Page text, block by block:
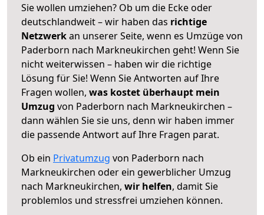
Sie wollen umziehen? Ob um die Ecke oder
deutschlandweit – wir haben das richtige
Netzwerkan unserer Seite, wenn es Umzüge von
Paderborn nach Markneukirchen geht! Wenn Sie
nicht weiterwissen – haben wir die richtige
Lösung für Sie! Wenn Sie Antworten auf Ihre
Fragen wollen, was kostet überhaupt mein
Umzug von Paderborn nach Markneukirchen –
dann wählen Sie sie uns, denn wir haben immer
die passende Antwort auf Ihre Fragen parat.
Ob ein Privatumzug von Paderborn nach
Markneukirchen oder ein gewerblicher Umzug
nach Markneukirchen, wir helfen, damit Sie
problemlos und stressfrei umziehen können.